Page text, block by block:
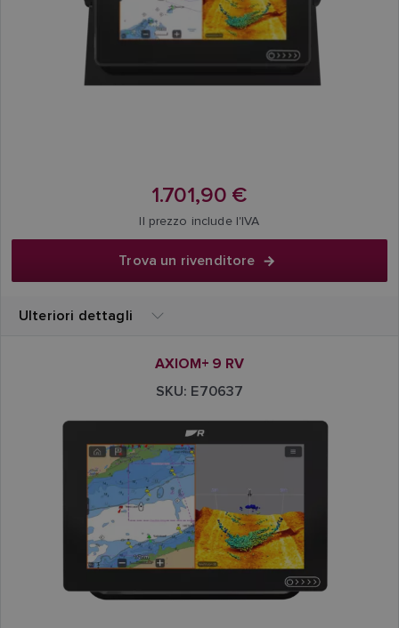
1.701,90 €
Il prezzo include l'IVA
Trova un rivenditore
Ulteriori dettagli
AXIOM+ 9 RV
SKU: E70637